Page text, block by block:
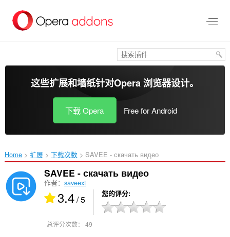
这些扩展和墙纸针对Opera 浏览器设计。
下载 Opera Free for Android
Home 扩展 下载次数 SAVEE - скачать видео‎
SAVEE - скачать видео
作者： saveext
3.4/ 5 您的评分
总评分次数： 49